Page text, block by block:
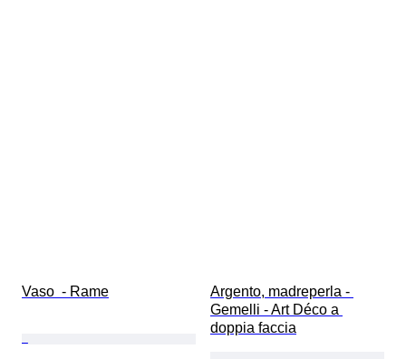
Vaso  - Rame
Argento, madreperla -
Gemelli - Art Déco a
doppia faccia